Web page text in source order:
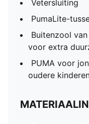
Vetersluiting
PumaLite-
Buitenzool
voor extra
PUMA voor
oudere